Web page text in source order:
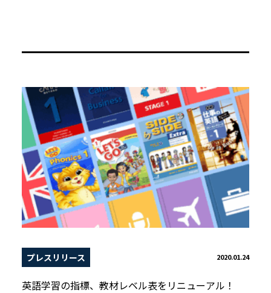
プレスリリース 2020.01.24
英語学習の指標、教材レベル表をリニューアル！